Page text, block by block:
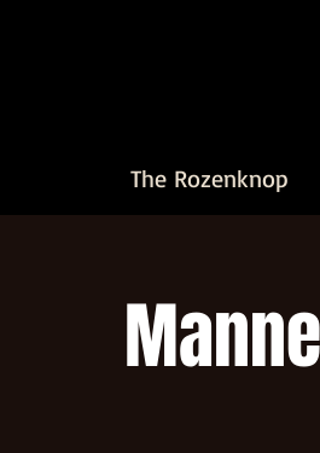
The Rozenknop